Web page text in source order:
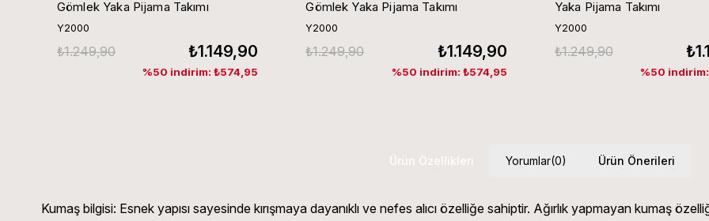
Gömlek Yaka Pijama Takımı
Y2000
₺1.149,90
₺1.249,90
%50 indirim: ₺574,95
Gömlek Yaka Pijama Takımı
Y2000
₺1.149,90
₺1.249,90
%50 indirim: ₺574,95
Yaka Pijama Takımı
Y2000
₺1.249,90
%50
Ürün Özellikleri Yorumlar(0) Ürün Önerileri
Kumaş bilgisi: Esnek yapısı sayesinde kırışmaya dayanıklı ve nefes alıcı özelliğe sahiptir. Ağırlık yapmayan kumaş